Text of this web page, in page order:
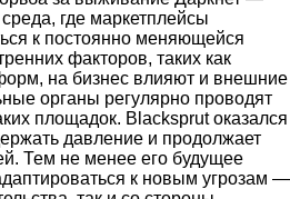
где маркетплейсы
к постоянно меняющейся
факторов, таких как
на бизнес влияют и внешние
органы регулярно проводят
площадок. Blacksprut оказался
давление и продолжает
Тем не менее его будущее
к новым угрозам —